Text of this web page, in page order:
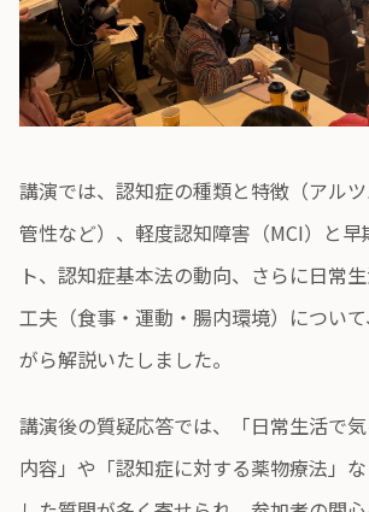
講演では、認知症の種類と特徴（アル
管性など）、軽度認知障害（MCI）と
ト、認知症基本法の動向、さらに日常
工夫（食事・運動・腸内環境）につい
がら解説いたしました。
講演後の質疑応答では、「日常生活で
内容」や「認知症に対する薬物療法」